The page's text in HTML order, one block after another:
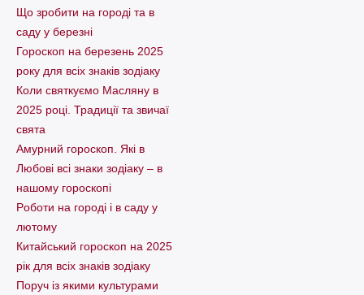
Що зробити на городі та в
саду у березні
Гороскоп на березень 2025
року для всіх знаків зодіаку
Коли святкуємо Масляну в
2025 році. Традиції та звичаї
свята
Амурний гороскоп. Які в
Любові всі знаки зодіаку – в
нашому гороскопі
Pоботи на городі і в саду у
лютому
Китайський гороскоп на 2025
рік для всіх знаків зодіаку
Поруч із якими культурами